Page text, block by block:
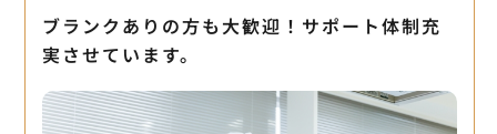
ブランクありの方も大歓迎！サポート体制充
実させています。